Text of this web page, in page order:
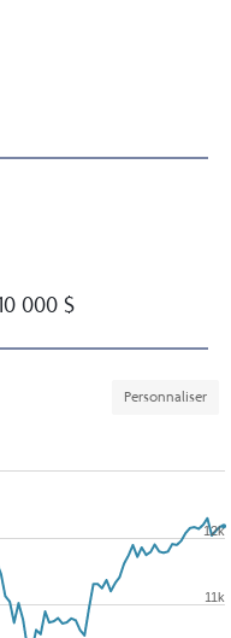
000 $
Personnaliser
11k
12k